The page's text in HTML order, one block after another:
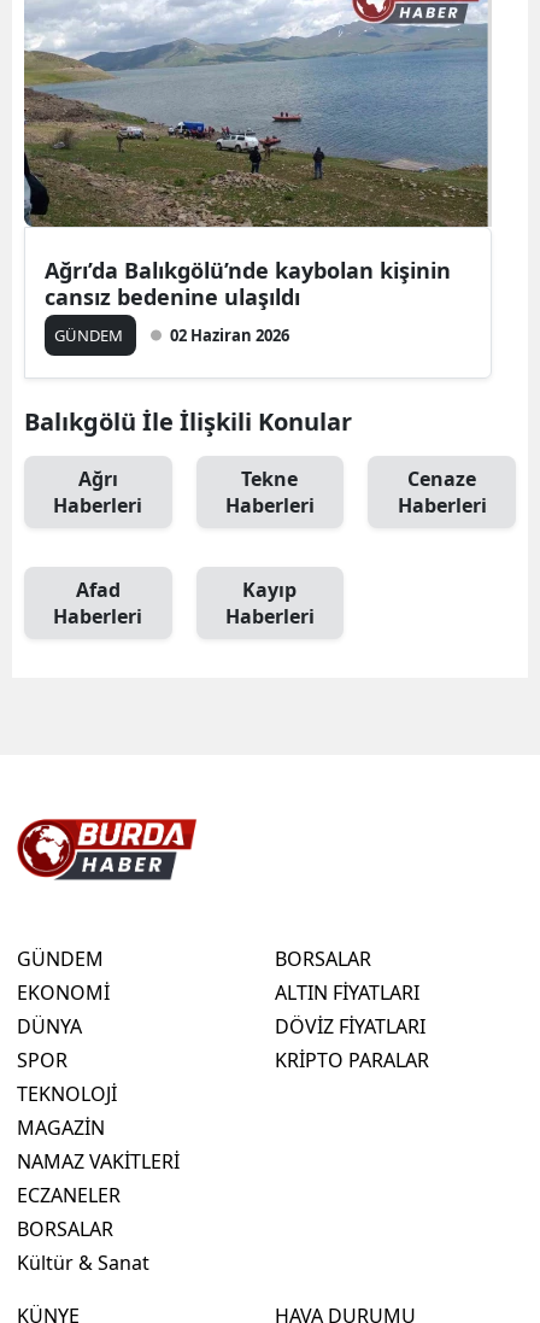
Ağrı’da Balıkgölü’nde kaybolan kişinin
cansız bedenine ulaşıldı
GÜNDEM 02 Haziran 2026
Balıkgölü İle İlişkili Konular
Ağrı
Haberleri
Tekne
Haberleri
Cenaze
Haberleri
Afad
Haberleri
Kayıp
Haberleri
GÜNDEM
EKONOMİ
DÜNYA
SPOR
TEKNOLOJİ
MAGAZİN
NAMAZ VAKİTLERİ
ECZANELER
BORSALAR
Kültür & Sanat
BORSALAR
ALTIN FİYATLARI
DÖVİZ FİYATLARI
KRİPTO PARALAR
KÜNYE HAVA DURUMU